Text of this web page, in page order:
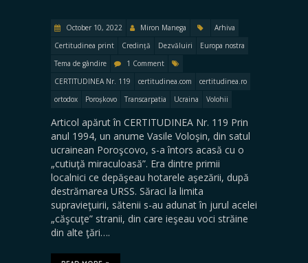
October 10, 2022 Miron Manega
Arhiva
Certitudinea print
Credință Dezvăluiri
Europa nostra
Tema de gândire
1 Comment
CERTITUDINEA Nr. 119
certitudinea.com
certitudinea.ro
ortodox
Poroșkovo Transcarpatia Ucraina Volohii
Articol apărut în CERTITUDINEA Nr. 119 Prin
anul 1994, un anume Vasile Voloşin, din satul
ucrainean Poroşcovo, s-a întors acasă cu o
„cutiuţă miraculoasă”. Era dintre pri­mii
localnici ce depăşeau hotarele aşezării, după
des­tră­marea URSS. Săraci la limita
supravieţuirii, săte­nii s-au adunat în jurul acelei
„căşcuţe” stranii, din care ieşeau voci străine
din alte ţări….